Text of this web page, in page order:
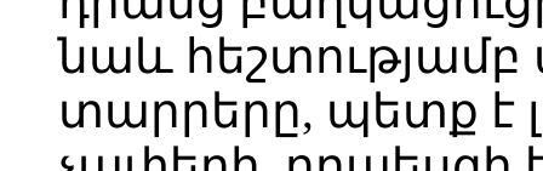
նաև
տարրերը, պետք է